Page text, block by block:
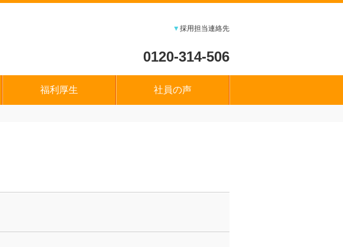
▼採用担当連絡先
0120-314-506
福利厚生 社員の声